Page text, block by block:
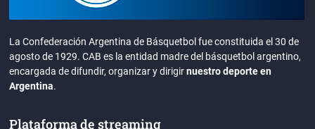
La Confederación Argentina de Básquetbol fue constituida el 30 de
agosto de 1929. CAB es la entidad madre del básquetbol argentino,
encargada de difundir, organizar y dirigirnuestro deporte en
Argentina.
Plataforma de streaming